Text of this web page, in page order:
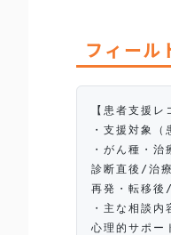
フィール
【患者支援
・支援対象
・がん種・治
診断直後/治
再発・転移
・主な相談内
心理的サポ